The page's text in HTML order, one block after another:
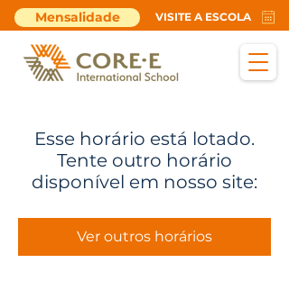
Mensalidade VISITE A ESCOLA
Esse horário está lotado.
Tente outro horário
disponível em nosso site:
Ver outros horários